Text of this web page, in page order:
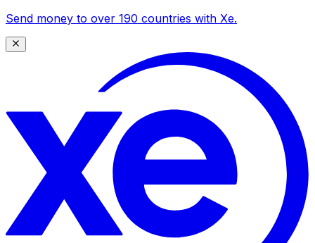
Send money to over 190 countries with Xe.